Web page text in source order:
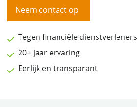
Neem contact op
Tegen financiële dienstverleners
20+ jaar ervaring
Eerlijk en transparant